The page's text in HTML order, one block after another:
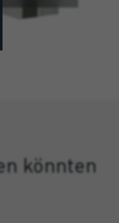
könnten